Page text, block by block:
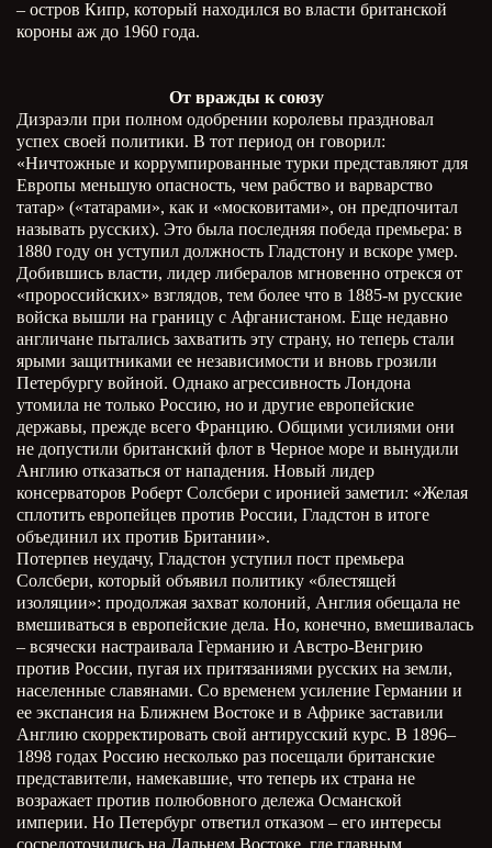
– остров Кипр, который находился во власти британской
короны аж до 1960 года.
От вражды к союзу
Дизраэли при полном одобрении королевы праздновал
успех своей политики. В тот период он говорил:
«Ничтожные и коррумпированные турки представляют для
Европы меньшую опасность, чем рабство и варварство
татар» («татарами», как и «московитами», он предпочитал
называть русских). Это была последняя победа премьера: в
1880 году он уступил должность Гладстону и вскоре умер.
Добившись власти, лидер либералов мгновенно отрекся от
«пророссийских» взглядов, тем более что в 1885-м русские
войска вышли на границу с Афганистаном. Еще недавно
англичане пытались захватить эту страну, но теперь стали
ярыми защитниками ее независимости и вновь грозили
Петербургу войной. Однако агрессивность Лондона
утомила не только Россию, но и другие европейские
державы, прежде всего Францию. Общими усилиями они
не допустили британский флот в Черное море и вынудили
Англию отказаться от нападения. Новый лидер
консерваторов Роберт Солсбери с иронией заметил: «Желая
сплотить европейцев против России, Гладстон в итоге
объединил их против Британии».
Потерпев неудачу, Гладстон уступил пост премьера
Солсбери, который объявил политику «блестящей
изоляции»: продолжая захват колоний, Англия обещала не
вмешиваться в европейские дела. Но, конечно, вмешивалась
– всячески настраивала Германию и Австро-Венгрию
против России, пугая их притязаниями русских на земли,
населенные славянами. Со временем усиление Германии и
ее экспансия на Ближнем Востоке и в Африке заставили
Англию скорректировать свой антирусский курс. В 1896–
1898 годах Россию несколько раз посещали британские
представители, намекавшие, что теперь их страна не
возражает против полюбовного дележа Османской
империи. Но Петербург ответил отказом – его интересы
сосредоточились на Дальнем Востоке, где главным